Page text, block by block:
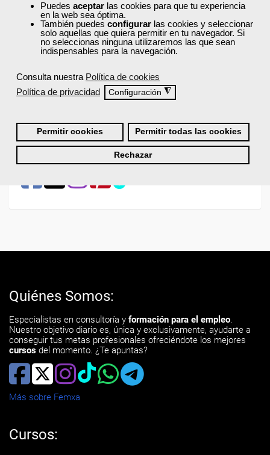
Puedes aceptar las cookies para que tu experiencia
en la web sea óptima.
También puedes configurar las cookies y seleccionar
solo aquellas que quiera permitir en tu navegador. Si
no seleccionas ninguna utilizaremos las que sean
indispensables para la navegación.
Consulta nuestra Política de cookies
Política de privacidad
Configuración ◮
Permitir cookies Permitir todas las cookies
Rechazar
Orientación Laboral (42)
Otros (87)
Sanidad y salud (59)
¡Síguenos en las redes!
Quiénes Somos:
Especialistas en consultoría y formación para el empleo.
Nuestro objetivo diario es, única y exclusivamente, ayudarte a
conseguir tus metas profesionales ofreciéndote los mejores
cursos del momento. ¿Te apuntas?
Más sobre Femxa
Cursos: